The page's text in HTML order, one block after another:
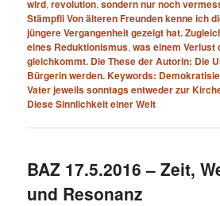
wird,revolution,sondern nur noch
Stämpfli Von älteren Freunden kenne ich
jüngere Vergangenheit gezeigt hat.
eines Reduktionismus,was einem Verlust
gleichkommt. Die These der Autorin: Die
Bürgerin werden. Keywords:
Vater jeweils sonntags entweder zur
Diese Sinnlichkeit einer Welt
BAZ 17.5.2016 – Zeit,
und Resonanz